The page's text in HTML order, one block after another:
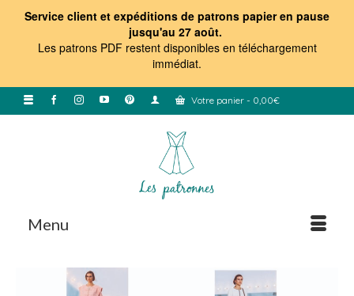
Service client et expéditions de patrons papier en pause
jusqu'au 27 août.
Les patrons PDF restent disponibles en téléchargement
immédiat.
Votre panier - 0,00€
Menu